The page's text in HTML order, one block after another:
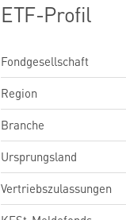
ETF-Profil
Fondgesellschaft
Region
Branche
Ursprungsland
Vertriebszulassungen